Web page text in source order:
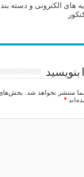
های الکترونی و دسته
بنویسید
منتشر نخواهد شد.
بخش‌های
*